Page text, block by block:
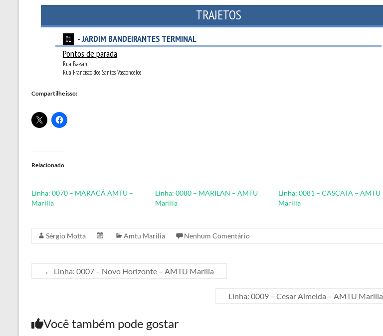
Compartilhe isso:
Relacionado
Linha: 0070 – MARACÁ AMTU –
Marilia
Linha: 0080 – MARILAN – AMTU
Marilia
Linha: 0081 – CASCATA – AMTU
Marilia
Sérgio Motta Amtu Marilia Nenhum Comentário
← Linha: 0007 – Novo Horizonte – AMTU Marilia
Linha: 0009 – Cesar Almeida – AMTU Marilia
Você também pode gostar